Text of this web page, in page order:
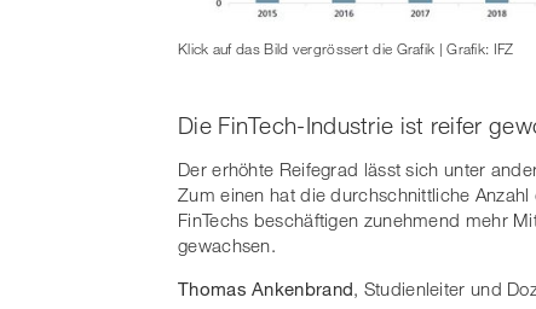
Klick auf das Bild vergrössert die Grafik | Grafik: IFZ
Die FinTech-Industrie ist reifer
Der erhöhte Reifegrad lässt sich unter
Zum einen hat die durchschnittliche
FinTechs beschäftigen zunehmend mehr
gewachsen.
Thomas Ankenbrand, Studienleiter und